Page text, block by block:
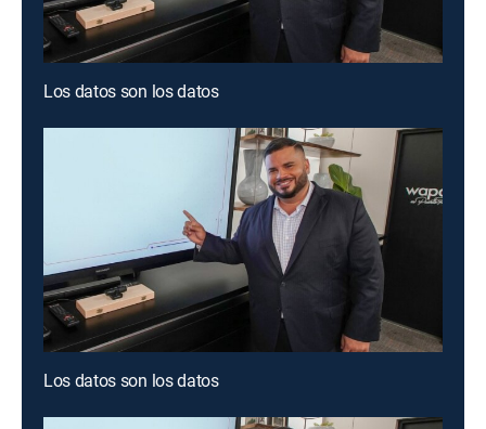
Los datos son los datos
Los datos son los datos